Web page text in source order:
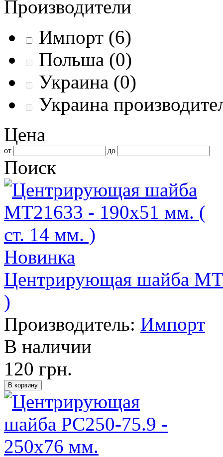
Производители
Импорт (6)
Польша (0)
Украина (0)
Украина
Цена
от до
Поиск
Новинка
Центрирующая шайба
)
Производитель: Импорт
В наличии
120 грн.